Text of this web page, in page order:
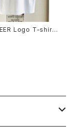
Logo T-shirt
viblant Original 】